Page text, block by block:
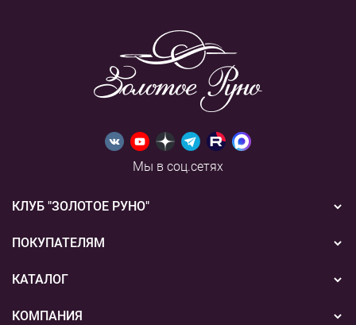
Мы в соц.сетях
КЛУБ "ЗОЛОТОЕ РУНО"
Новости
Акции
ПОКУПАТЕЛЯМ
Бонусная система
Подарочные сертификаты
КАТАЛОГ
Вышивка
КОМПАНИЯ